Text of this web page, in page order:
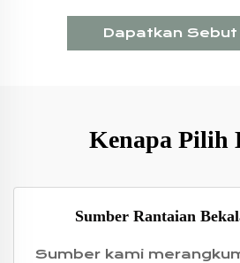
Dapatkan
Kenapa Pilih
Sumber Rantaian
Sumber kami